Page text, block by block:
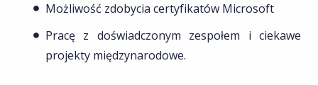
Możliwość zdobycia certyfikatów Microsoft
Pracę z doświadczonym zespołem i ciekawe
projekty międzynarodowe.